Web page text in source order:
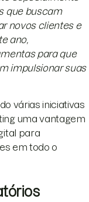
que buscam
novos clientes e
ano,
para que
impulsionar suas
várias iniciativas
uma vantagem
para
em todo o